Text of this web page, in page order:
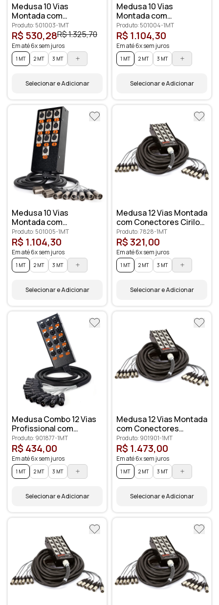
Medusa 10 Vias
Montada com
Conectores
Profissionais
Produto: 501003-1MT
R$ 530,28R$ 1.325,70
Em até 6x sem juros
1 MT 2 MT 3 MT
Selecionar e Adicionar
Medusa 10 Vias
Montada com
Conectores Santo
Ângelo
Produto: 501004-1MT
R$ 1.104,30
Em até 6x sem juros
1 MT 2 MT 3 MT
Selecionar e Adicionar
Medusa 10 Vias
Montada com
Conectores Amphenol
Produto: 501005-1MT
R$ 1.104,30
Em até 6x sem juros
1 MT 2 MT 3 MT
Selecionar e Adicionar
Medusa 12 Vias Montada
com Conectores Cirilo
Cabos
Produto: 7828-1MT
R$ 321,00
Em até 6x sem juros
1 MT 2 MT 3 MT
Selecionar e Adicionar
Medusa Combo 12 Vias
Profissional com
Conectores XLR
Anilhados
Produto: 901877-1MT
R$ 434,00
Em até 6x sem juros
1 MT 2 MT 3 MT
Selecionar e Adicionar
Medusa 12 Vias Montada
com Conectores
Profissionais
Produto: 901901-1MT
R$ 1.473,00
Em até 6x sem juros
1 MT 2 MT 3 MT
Selecionar e Adicionar